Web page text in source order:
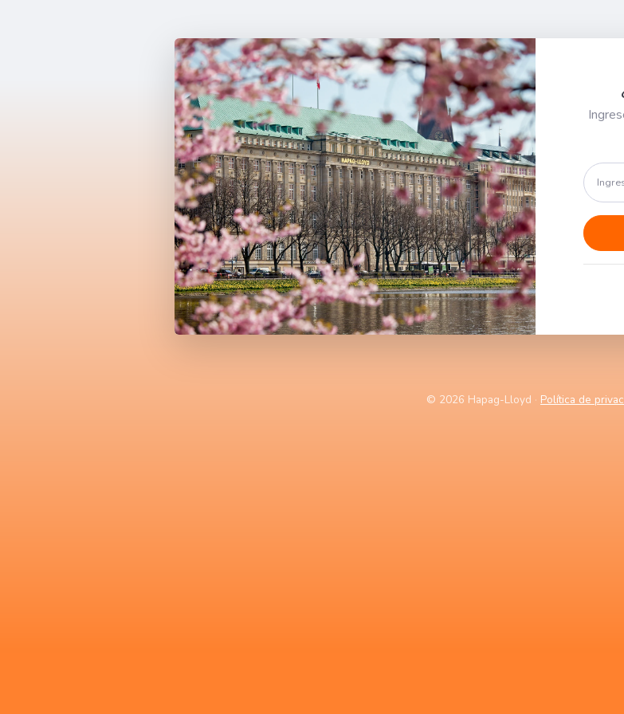
© 2026 Hapag-Lloyd · Política de